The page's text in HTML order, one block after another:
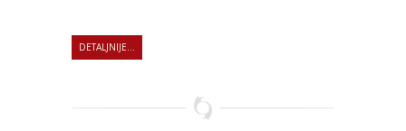
DETALJNIJE...